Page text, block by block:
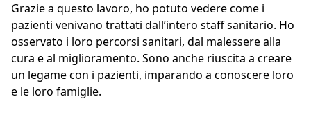
Grazie a questo lavoro, ho potuto vedere come i
pazienti venivano trattati dall’intero staff sanitario. Ho
osservato i loro percorsi sanitari, dal malessere alla
cura e al miglioramento. Sono anche riuscita a creare
un legame con i pazienti, imparando a conoscere loro
e le loro famiglie.